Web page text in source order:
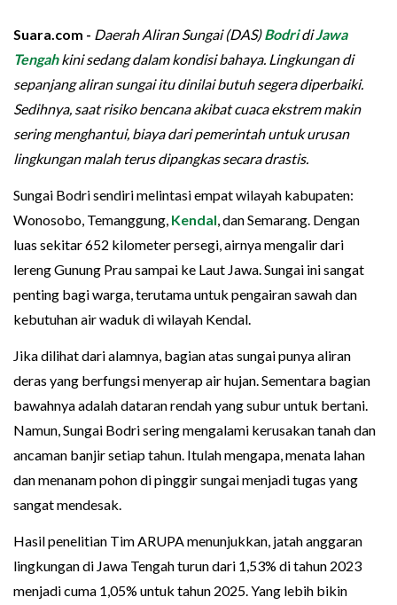
Suara.com - Daerah Aliran Sungai (DAS)Bodridi Jawa
Tengahkini sedang dalam kondisi bahaya. Lingkungan di
sepanjang aliran sungai itu dinilai butuh segera diperbaiki.
Sedihnya, saat risiko bencana akibat cuaca ekstrem makin
sering menghantui, biaya dari pemerintah untuk urusan
lingkungan malah terus dipangkas secara drastis.
Sungai Bodri sendiri melintasi empat wilayah kabupaten:
Wonosobo, Temanggung, Kendal , dan Semarang. Dengan
luas sekitar 652 kilometer persegi, airnya mengalir dari
lereng Gunung Prau sampai ke Laut Jawa. Sungai ini sangat
penting bagi warga, terutama untuk pengairan sawah dan
kebutuhan air waduk di wilayah Kendal.
Jika dilihat dari alamnya, bagian atas sungai punya aliran
deras yang berfungsi menyerap air hujan. Sementara bagian
bawahnya adalah dataran rendah yang subur untuk bertani.
Namun, Sungai Bodri sering mengalami kerusakan tanah dan
ancaman banjir setiap tahun. Itulah mengapa, menata lahan
dan menanam pohon di pinggir sungai menjadi tugas yang
sangat mendesak.
Hasil penelitian Tim ARUPA menunjukkan, jatah anggaran
lingkungan di Jawa Tengah turun dari 1,53% di tahun 2023
menjadi cuma 1,05% untuk tahun 2025. Yang lebih bikin